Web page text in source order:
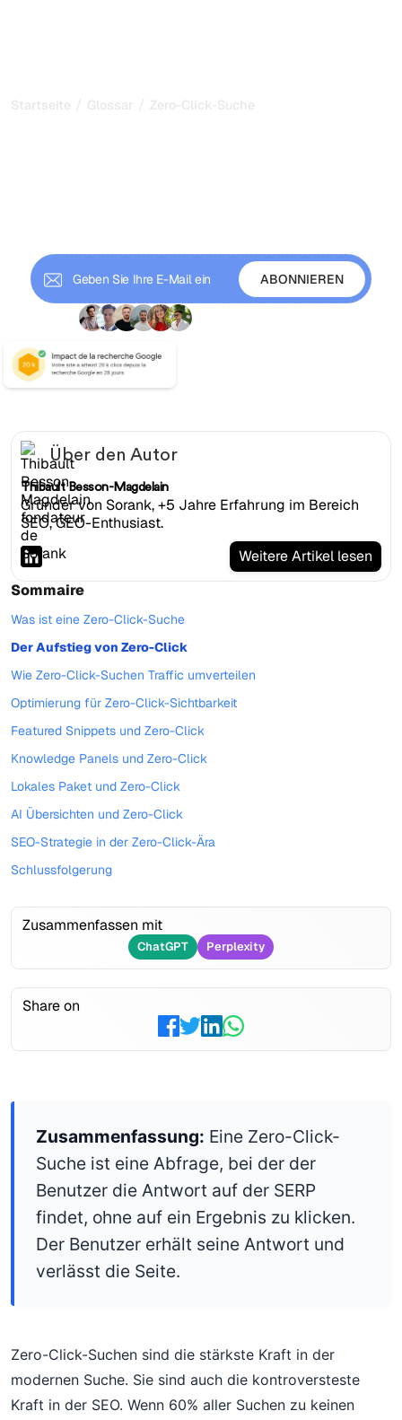
Startseite / Glossar / Zero-Click-Suche
Über den Autor
Thibault Besson-Magdelain
Gründer von Sorank, +5 Jahre Erfahrung im Bereich
SEO, GEO-Enthusiast.
Weitere Artikel lesen
Sommaire
Was ist eine Zero-Click-Suche
Der Aufstieg von Zero-Click
Wie Zero-Click-Suchen Traffic umverteilen
Optimierung für Zero-Click-Sichtbarkeit
Featured Snippets und Zero-Click
Knowledge Panels und Zero-Click
Lokales Paket und Zero-Click
AI Übersichten und Zero-Click
SEO-Strategie in der Zero-Click-Ära
Schlussfolgerung
Zusammenfassen mit
ChatGPT Perplexity
Share on
Zusammenfassung: Eine Zero-Click-
Suche ist eine Abfrage, bei der der
Benutzer die Antwort auf der SERP
findet, ohne auf ein Ergebnis zu klicken.
Der Benutzer erhält seine Antwort und
verlässt die Seite.
Zero-Click-Suchen sind die stärkste Kraft in der
modernen Suche. Sie sind auch die kontroversteste
Kraft in der SEO. Wenn 60% aller Suchen zu keinen